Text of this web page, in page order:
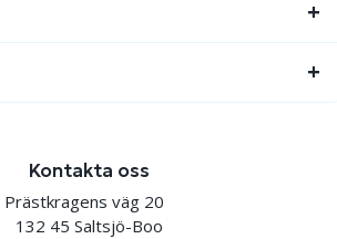
Kontakta oss
Prästkragens väg 20
132 45 Saltsjö-Boo